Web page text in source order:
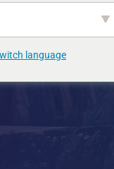
language